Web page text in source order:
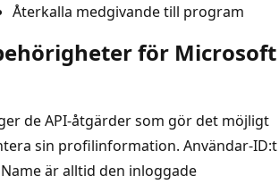
Återkalla medgivande till program
för Microsoft
de API-åtgärder som gör det möjligt
sin profilinformation. Användar-ID:t
är alltid den inloggade